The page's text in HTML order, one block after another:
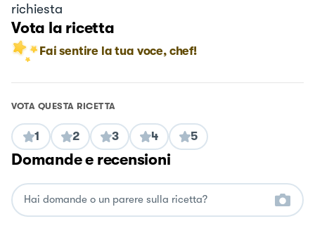
richiesta
Vota la ricetta
Fai sentire la tua voce, chef!
VOTA QUESTA RICETTA
1 2 3 4 5
Domande e recensioni